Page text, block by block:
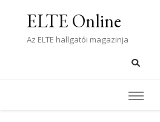
ELTE Online
Az ELTE hallgatói magazinja